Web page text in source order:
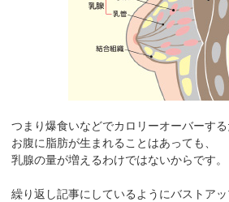
つまり爆食いなどでカロリーオーバーする
お腹に脂肪が生まれることはあっても、
乳腺の量が増えるわけではないからです。
繰り返し記事にしているようにバストアッ